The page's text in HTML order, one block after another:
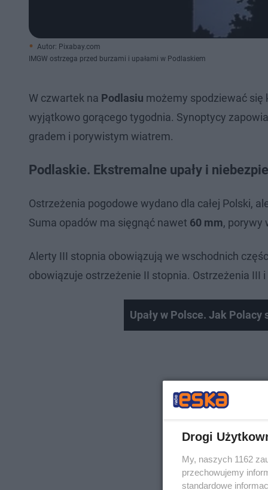
Autor: Pixabay.com
IMGW ostrzega przed burzami i upałami w Podlaskiem
W czwartek na Podlasiu możemy spodziewać się
wyjątkowo gorącego tygodnia. Synoptycy
gradem i porywistym wiatrem.
Podlaskie. Ekstremalne upały i
Ostrzeżenia pogodowe wydano dla całej Polski,
Suma opadów ma sięgnąć nawet 60 mm, porywy
Alerty III stopnia obowiązują we wschodnich
obowiązuje ostrzeżenie II stopnia. Ostrzeżenia III
Upały w Polsce. Jak Polacy
Drogi
My, naszych 1162
przechowujemy
standardowe